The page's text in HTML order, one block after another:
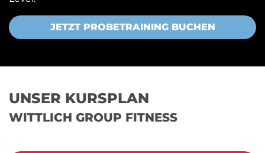
JETZT PROBETRAINING BUCHEN
UNSER KURSPLAN
WITTLICH GROUP FITNESS